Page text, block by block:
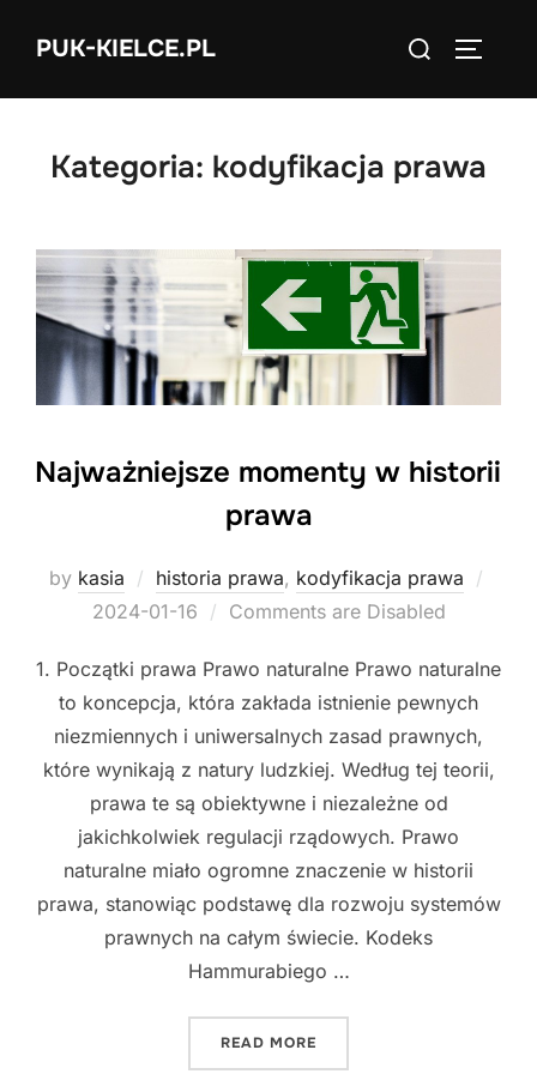
PUK-KIELCE.PL
Search
Kategoria: kodyfikacja prawa
Najważniejsze momenty w historii
prawa
by kasia historia prawa, kodyfikacja prawa
2024-01-16 Comments are Disabled
1. Początki prawa Prawo naturalne Prawo naturalne
to koncepcja, która zakłada istnienie pewnych
niezmiennych i uniwersalnych zasad prawnych,
które wynikają z natury ludzkiej. Według tej teorii,
prawa te są obiektywne i niezależne od
jakichkolwiek regulacji rządowych. Prawo
naturalne miało ogromne znaczenie w historii
prawa, stanowiąc podstawę dla rozwoju systemów
prawnych na całym świecie. Kodeks
Hammurabiego …
READ MORE